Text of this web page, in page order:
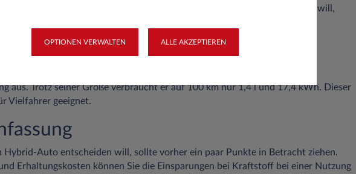
für bis zu 400 km. Wer Leistung und Stil umweltfreundlich vereinen will,
Modell.
mit 225 PS und modernster Hybrid-Technologie zeichnet sich durch seine
aus. Trotz seiner Größe verbraucht er auf 100 km nur 1,4 l und 17,4 kWh. Dieser
Vielfahrer geeignet.
Hybrid-Auto entscheiden will, sollte vorher ein paar Punkte in Betracht ziehen.
Erhaltungskosten können Sie die Einsparungen bei Kraftstoff bei einer Nutzung
OPTIONEN VERWALTEN ALLE AKZEPTIEREN